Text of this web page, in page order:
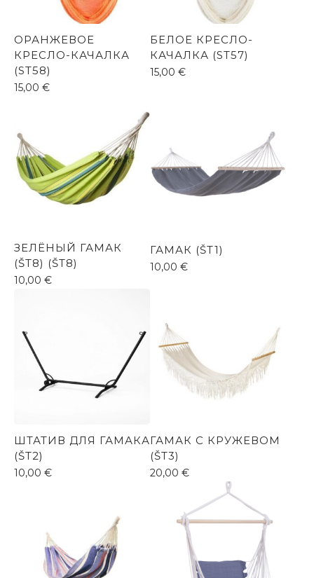
ОРАНЖЕВОЕ
КРЕСЛО-КАЧАЛКА
(ST58)
15,00 €
БЕЛОЕ КРЕСЛО-
КАЧАЛКА (ST57)
15,00 €
ЗЕЛЁНЫЙ ГАМАК
(ŠT8) (ŠT8)
10,00 €
ГАМАК (ŠT1)
10,00 €
ШТАТИВ ДЛЯ ГАМАКА
(ŠT2)
10,00 €
ГАМАК С КРУЖЕВОМ
(ŠT3)
20,00 €